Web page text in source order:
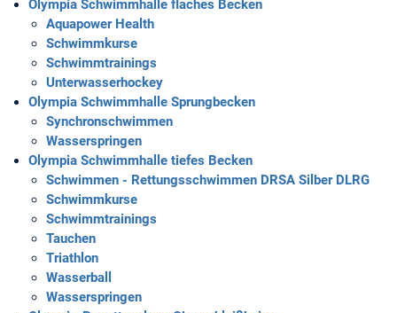
Olympia Schwimmhalle flaches Becken
Aquapower Health
Schwimmkurse
Schwimmtrainings
Unterwasserhockey
Olympia Schwimmhalle Sprungbecken
Synchronschwimmen
Wasserspringen
Olympia Schwimmhalle tiefes Becken
Schwimmen - Rettungsschwimmen DRSA Silber DLRG
Schwimmkurse
Schwimmtrainings
Tauchen
Triathlon
Wasserball
Wasserspringen